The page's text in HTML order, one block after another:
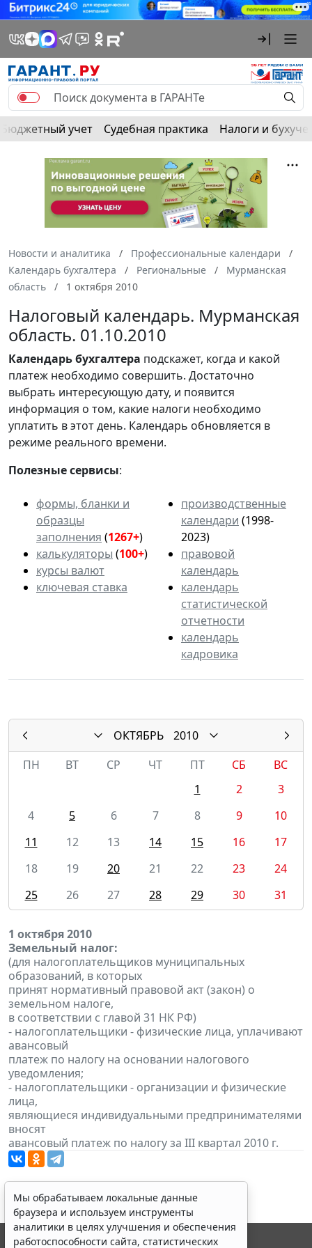
Бюджетный учет Судебная практика Налоги и
Новости и аналитика
Профессиональные календари
Календарь бухгалтера
Региональные
Мурманская
область
1 октября 2010
Налоговый календарь. Мурманская
область. 01.10.2010
Календарьбухгалтера подскажет, когда и какой
платеж необходимо совершить. Достаточно
выбрать интересующую дату, и появится
информация о том, какие налоги необходимо
уплатить в этот день. Календарь обновляется в
режиме реального времени.
Полезные сервисы:
формы, бланки и
образцы
заполнения (1267+)
калькуляторы (100+)
курсы валют
ключевая ставка
производственные
календари (1998-
2023)
правовой
календарь
календарь
статистической
отчетности
календарь
кадровика
ОКТЯБРЬ
2010
ПН
ВТ СР ЧТ ПТ СБ
ВС
1
2
3
4
5 6 7 8 9
10
11
12 13 14 15 16
17
18
19 20 21 22 23
24
25
26 27 28 29 30 31
1 октября 2010
Земельный налог:
(для налогоплательщиков муниципальных
образований, в которых
принят нормативный правовой акт (закон) о
земельном налоге,
в соответствии с главой 31 НК РФ)
- налогоплательщики - физические лица, уплачивают
авансовый
платеж по налогу на основании налогового
уведомления;
- налогоплательщики - организации и физические
лица,
являющиеся индивидуальными предпринимателями
вносят
авансовый платеж по налогу за III квартал 2010 г.
Мы обрабатываем локальные данные
браузера и используем инструменты
аналитики в целях улучшения и обеспечения
работоспособности сайта, статистических